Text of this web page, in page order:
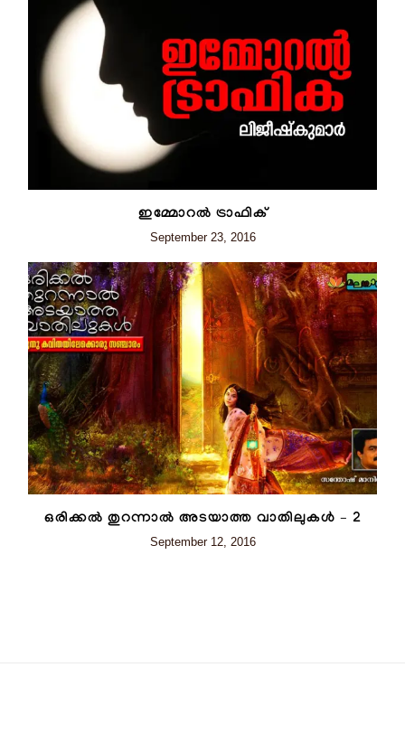
ഇമ്മോറൽ ട്രാഫിക്
September 23, 2016
ഒരിക്കൽ തുറന്നാൽ അടയാത്ത വാതിലുകൾ – 2
September 12, 2016